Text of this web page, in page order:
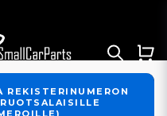
REKISTERINUMERON